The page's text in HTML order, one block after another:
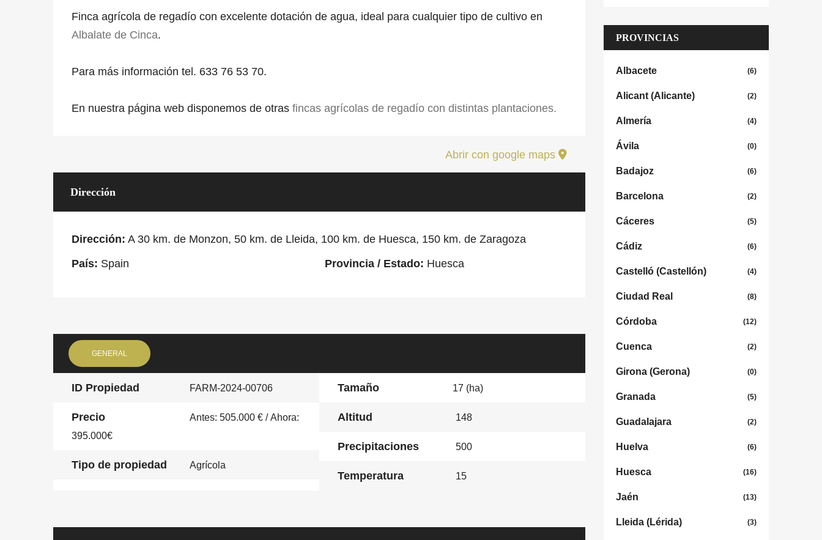
Finca agrícola de regadío con excelente dotación de agua, ideal para cualquier tipo de cultivo en
Albalate de Cinca.
Para más información tel. 633 76 53 70.
En nuestra página web disponemos de otras fincas agrícolas de regadío con distintas plantaciones.
Dirección
Dirección: A 30 km. de Monzon, 50 km. de Lleida, 100 km. de Huesca, 150 km. de Zaragoza
País: Spain Provincia / Estado: Huesca
Abrir con google maps
GENERAL
ID Propiedad FARM-2024-00706
Precio
Antes: 505.000 € / Ahora:
395.000€
Tipo de propiedad Agrícola
Tamaño 17 (ha)
Altitud 148
Precipitaciones 500
Temperatura 15
PROVINCIAS
Albacete (6)
Alicant (Alicante) (2)
Almería (4)
Ávila (0)
Badajoz (6)
Barcelona (2)
Cáceres (5)
Cádiz (6)
Castelló (Castellón) (4)
Ciudad Real (8)
Córdoba (12)
Cuenca (2)
Girona (Gerona) (0)
Granada (5)
Guadalajara (2)
Huelva (6)
Huesca (16)
Jaén (13)
Lleida (Lérida) (3)